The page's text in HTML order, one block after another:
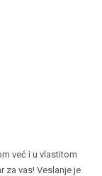
već i u vlastitom
za vas! Veslanje je